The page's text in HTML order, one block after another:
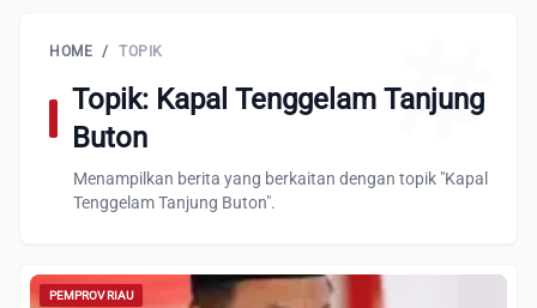
HOME / TOPIK
Topik: Kapal Tenggelam Tanjung
Buton
Menampilkan berita yang berkaitan dengan topik "Kapal
Tenggelam Tanjung Buton".
PEMPROV RIAU